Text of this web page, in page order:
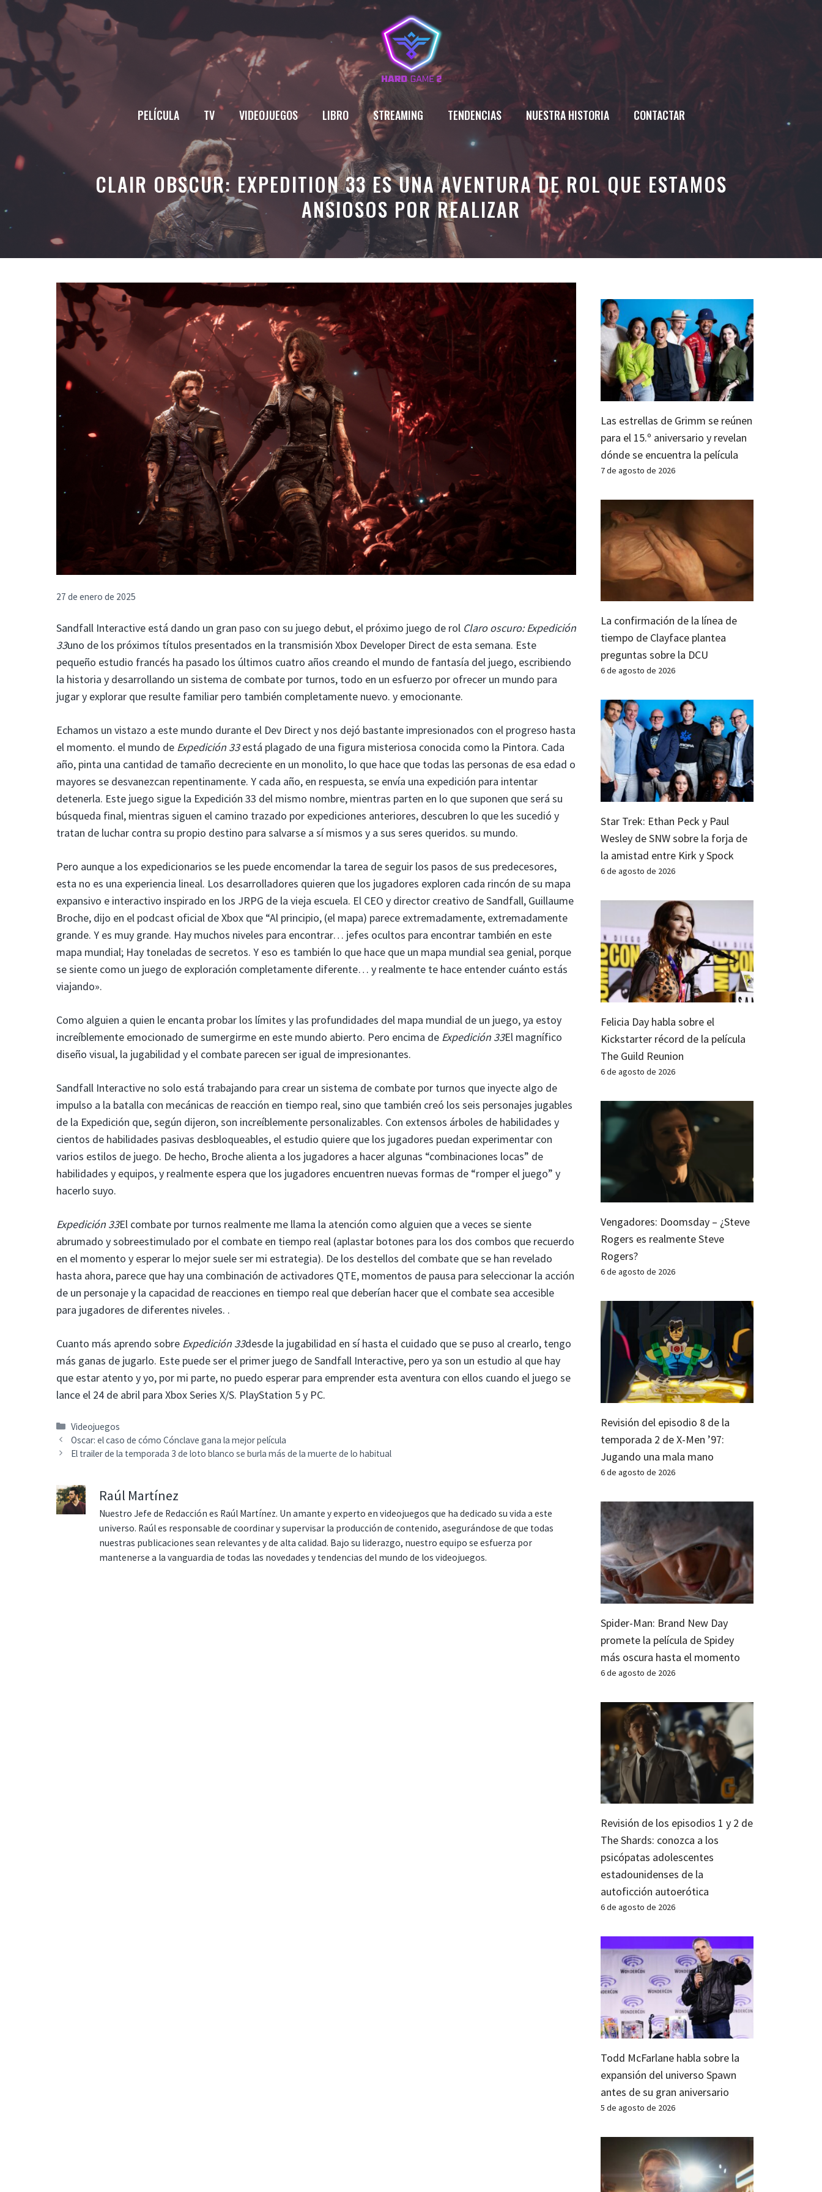
Saltar
contenido
PELÍCULA TV VIDEOJUEGOS LIBRO STREAMING TENDENCIAS NUESTRA HISTORIA CONTACTAR
CLAIR OBSCUR: EXPEDITION 33 ES UNA AVENTURA DE ROL QUE ESTAMOS
ANSIOSOS POR REALIZAR
27 de enero de 2025
Sandfall Interactive está dando un gran paso con su juego debut, el próximo juego de rol Claro oscuro: Expedición
33uno de los próximos títulos presentados en la transmisión Xbox Developer Direct de esta semana. Este
pequeño estudio francés ha pasado los últimos cuatro años creando el mundo de fantasía del juego, escribiendo
la historia y desarrollando un sistema de combate por turnos, todo en un esfuerzo por ofrecer un mundo para
jugar y explorar que resulte familiar pero también completamente nuevo. y emocionante.
Echamos un vistazo a este mundo durante el Dev Direct y nos dejó bastante impresionados con el progreso hasta
el momento. el mundo de Expedición 33está plagado de una figura misteriosa conocida como la Pintora. Cada
año, pinta una cantidad de tamaño decreciente en un monolito, lo que hace que todas las personas de esa edad o
mayores se desvanezcan repentinamente. Y cada año, en respuesta, se envía una expedición para intentar
detenerla. Este juego sigue la Expedición 33 del mismo nombre, mientras parten en lo que suponen que será su
búsqueda final, mientras siguen el camino trazado por expediciones anteriores, descubren lo que les sucedió y
tratan de luchar contra su propio destino para salvarse a sí mismos y a sus seres queridos. su mundo.
Pero aunque a los expedicionarios se les puede encomendar la tarea de seguir los pasos de sus predecesores,
esta no es una experiencia lineal. Los desarrolladores quieren que los jugadores exploren cada rincón de su mapa
expansivo e interactivo inspirado en los JRPG de la vieja escuela. El CEO y director creativo de Sandfall, Guillaume
Broche, dijo en el podcast oficial de Xbox que “Al principio, (el mapa) parece extremadamente, extremadamente
grande. Y es muy grande. Hay muchos niveles para encontrar… jefes ocultos para encontrar también en este
mapa mundial; Hay toneladas de secretos. Y eso es también lo que hace que un mapa mundial sea genial, porque
se siente como un juego de exploración completamente diferente… y realmente te hace entender cuánto estás
viajando».
Como alguien a quien le encanta probar los límites y las profundidades del mapa mundial de un juego, ya estoy
increíblemente emocionado de sumergirme en este mundo abierto. Pero encima de Expedición 33El magnífico
diseño visual, la jugabilidad y el combate parecen ser igual de impresionantes.
Sandfall Interactive no solo está trabajando para crear un sistema de combate por turnos que inyecte algo de
impulso a la batalla con mecánicas de reacción en tiempo real, sino que también creó los seis personajes jugables
de la Expedición que, según dijeron, son increíblemente personalizables. Con extensos árboles de habilidades y
cientos de habilidades pasivas desbloqueables, el estudio quiere que los jugadores puedan experimentar con
varios estilos de juego. De hecho, Broche alienta a los jugadores a hacer algunas “combinaciones locas” de
habilidades y equipos, y realmente espera que los jugadores encuentren nuevas formas de “romper el juego” y
hacerlo suyo.
Expedición 33El combate por turnos realmente me llama la atención como alguien que a veces se siente
abrumado y sobreestimulado por el combate en tiempo real (aplastar botones para los dos combos que recuerdo
en el momento y esperar lo mejor suele ser mi estrategia). De los destellos del combate que se han revelado
hasta ahora, parece que hay una combinación de activadores QTE, momentos de pausa para seleccionar la acción
de un personaje y la capacidad de reacciones en tiempo real que deberían hacer que el combate sea accesible
para jugadores de diferentes niveles. .
Cuanto más aprendo sobre Expedición 33desde la jugabilidad en sí hasta el cuidado que se puso al crearlo, tengo
más ganas de jugarlo. Este puede ser el primer juego de Sandfall Interactive, pero ya son un estudio al que hay
que estar atento y yo, por mi parte, no puedo esperar para emprender esta aventura con ellos cuando el juego se
lance el 24 de abril para Xbox Series X/S. PlayStation 5 y PC.
Categorías
Videojuegos
Oscar: el caso de cómo Cónclave gana la mejor película
El trailer de la temporada 3 de loto blanco se burla más de la muerte de lo habitual
Raúl Martínez
Nuestro Jefe de Redacción es Raúl Martínez. Un amante y experto en videojuegos que ha dedicado su vida a este
universo. Raúl es responsable de coordinar y supervisar la producción de contenido, asegurándose de que todas
nuestras publicaciones sean relevantes y de alta calidad. Bajo su liderazgo, nuestro equipo se esfuerza por
mantenerse a la vanguardia de todas las novedades y tendencias del mundo de los videojuegos.
Las estrellas de Grimm se reúnen
para el 15.º aniversario y revelan
dónde se encuentra la película
7 de agosto de 2026
La confirmación de la línea de
tiempo de Clayface plantea
preguntas sobre la DCU
6 de agosto de 2026
Star Trek: Ethan Peck y Paul
Wesley de SNW sobre la forja de
la amistad entre Kirk y Spock
6 de agosto de 2026
Felicia Day habla sobre el
Kickstarter récord de la película
The Guild Reunion
6 de agosto de 2026
Vengadores: Doomsday – ¿Steve
Rogers es realmente Steve
Rogers?
6 de agosto de 2026
Revisión del episodio 8 de la
temporada 2 de X-Men ’97:
Jugando una mala mano
6 de agosto de 2026
Spider-Man: Brand New Day
promete la película de Spidey
más oscura hasta el momento
6 de agosto de 2026
Revisión de los episodios 1 y 2 de
The Shards: conozca a los
psicópatas adolescentes
estadounidenses de la
autoficción autoerótica
6 de agosto de 2026
Todd McFarlane habla sobre la
expansión del universo Spawn
antes de su gran aniversario
5 de agosto de 2026